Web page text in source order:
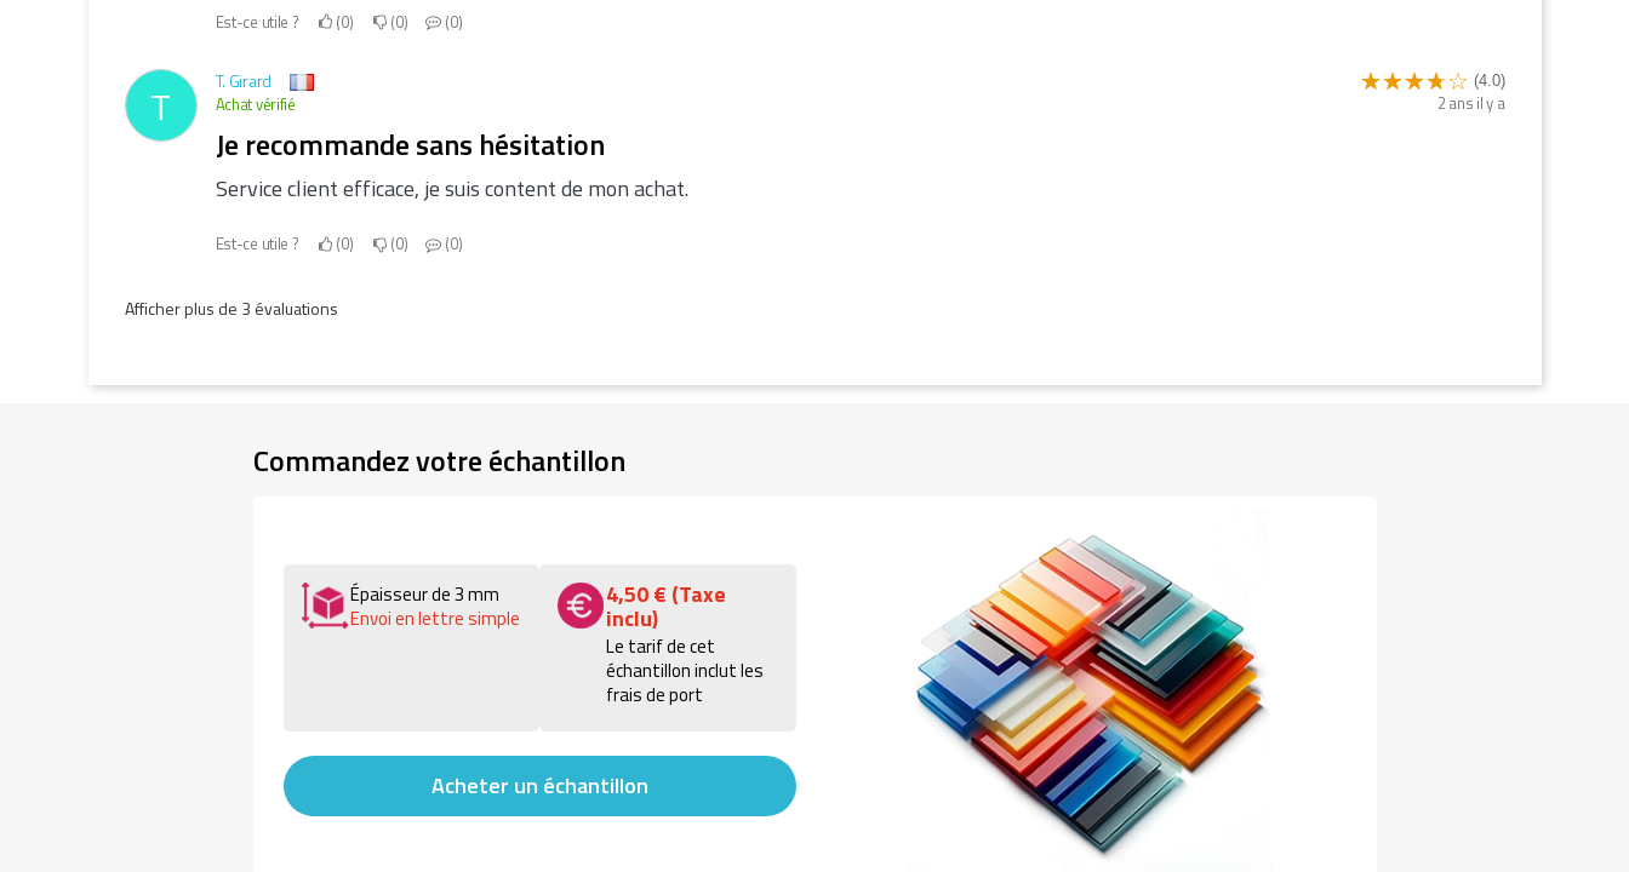
Est-ce utile ? 0 0 0
T T. Girard
Achat vérifié
(4.0)
2 ans il y a
Je recommande sans hésitation
Service client efficace, je suis content de mon achat.
Est-ce utile ? 0 0 0
Afficher plus de 3 évaluations
Commandez votre échantillon
Épaisseur de 3 mm
Envoi en lettre simple
4,50 € (Taxe
inclu)
Le tarif de cet
échantillon inclut les
frais de port
Acheter un échantillon